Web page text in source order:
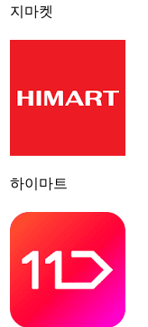
지마켓
하이마트